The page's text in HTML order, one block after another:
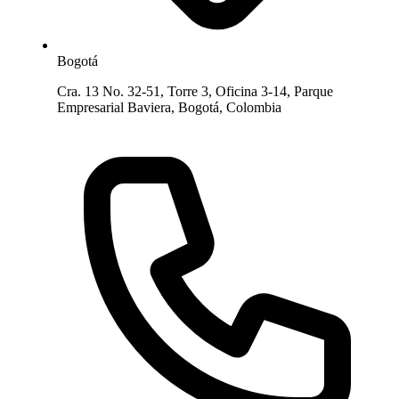
Bogotá
Cra. 13 No. 32-51, Torre 3, Oficina 3-14, Parque
Empresarial Baviera, Bogotá, Colombia